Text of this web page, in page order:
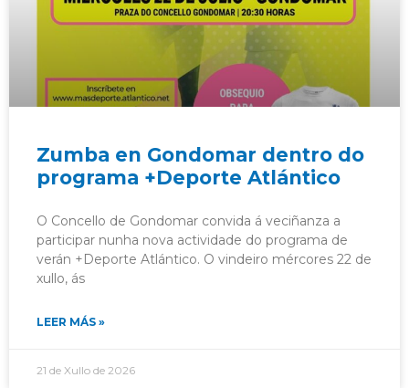
Zumba en Gondomar dentro do
programa +Deporte Atlántico
O Concello de Gondomar convida á veciñanza a
participar nunha nova actividade do programa de
verán +Deporte Atlántico. O vindeiro mércores 22 de
xullo, ás
LEER MÁS »
21 de Xullo de 2026